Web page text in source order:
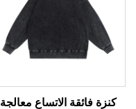
كنزة فائقة الاتساع معالجة